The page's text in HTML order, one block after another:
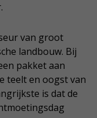
van groot
landbouw. Bij
pakket aan
teelt en oogst van
is dat de